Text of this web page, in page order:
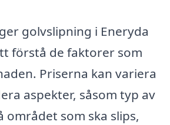
golvslipning i Eneryda
förstå de faktorer som
Priserna kan variera
aspekter, såsom typ av
området som ska slips,